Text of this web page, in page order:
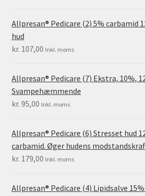
Allpresan® Pedicare (2) 5% carbamid
hud
kr. 107,00 Inkl. moms
Allpresan® Pedicare (7) Ekstra, 10%,
Svampehæmmende
kr. 95,00 Inkl. moms
Allpresan® Pedicare (6) Stresset hud
carbamid. Øger hudens
kr. 179,00 Inkl. moms
Allpresan® Pedicare (4) Lipidsalve